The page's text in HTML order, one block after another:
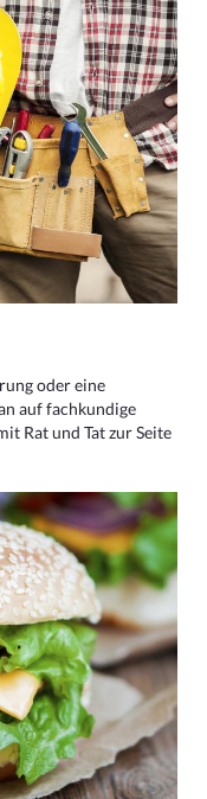
oder eine
auf fachkundige
Rat und Tat zur Seite